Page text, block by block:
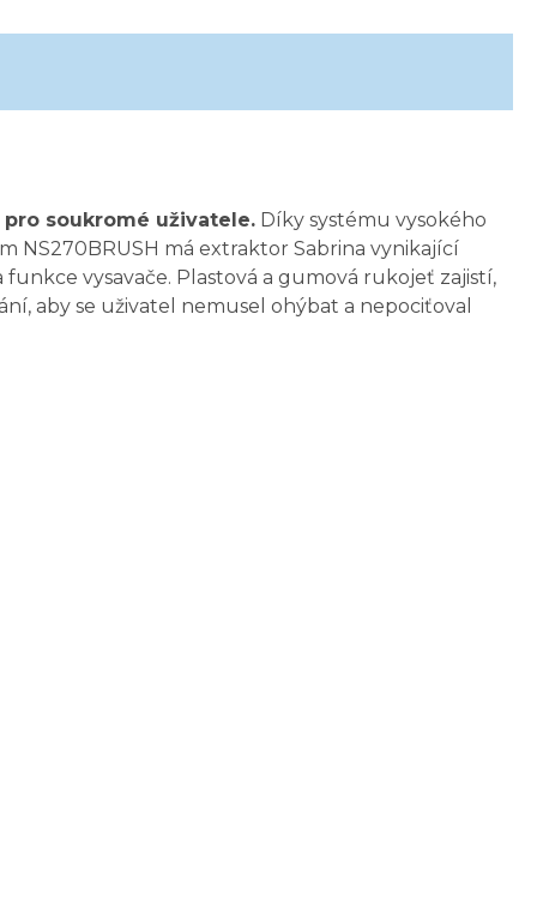
soukromé uživatele. Díky systému vysokého
NS270BRUSH má extraktor Sabrina vynikající
vysavače. Plastová a gumová rukojeť zajistí,
aby se uživatel nemusel ohýbat a nepociťoval